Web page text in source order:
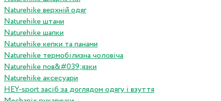
Naturehike верхній одяг
Naturehike штани
Naturehike шапки
Naturehike кепки та панами
Naturehike термобілизна чоловіча
Naturehike пов&#039;язки
Naturehike аксесуари
HEY-sport засіб за доглядом одягу і взуття